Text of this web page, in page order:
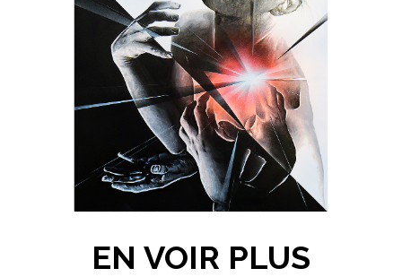
ABANDON
- Collection "Fragments" -
- Dimensions : 114 x 114 cm -
- Techniques : Encres, Acrylique,
Aérosols et Produits chimiques -
- Châssis conçu sur mesure en
MERANTI authentique -
EN VOIR PLUS